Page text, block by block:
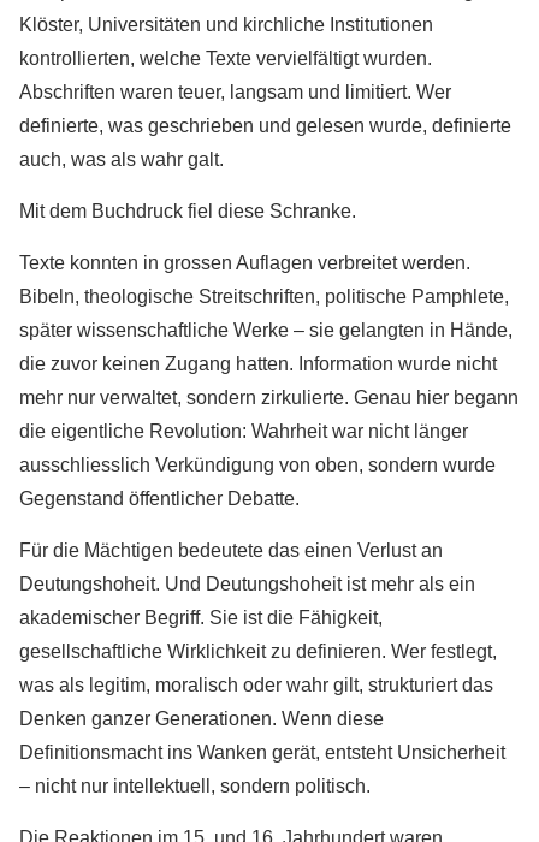
Klöster, Universitäten und kirchliche Institutionen
kontrollierten, welche Texte vervielfältigt wurden.
Abschriften waren teuer, langsam und limitiert. Wer
definierte, was geschrieben und gelesen wurde, definierte
auch, was als wahr galt.
Mit dem Buchdruck fiel diese Schranke.
Texte konnten in grossen Auflagen verbreitet werden.
Bibeln, theologische Streitschriften, politische Pamphlete,
später wissenschaftliche Werke – sie gelangten in Hände,
die zuvor keinen Zugang hatten. Information wurde nicht
mehr nur verwaltet, sondern zirkulierte. Genau hier begann
die eigentliche Revolution: Wahrheit war nicht länger
ausschliesslich Verkündigung von oben, sondern wurde
Gegenstand öffentlicher Debatte.
Für die Mächtigen bedeutete das einen Verlust an
Deutungshoheit. Und Deutungshoheit ist mehr als ein
akademischer Begriff. Sie ist die Fähigkeit,
gesellschaftliche Wirklichkeit zu definieren. Wer festlegt,
was als legitim, moralisch oder wahr gilt, strukturiert das
Denken ganzer Generationen. Wenn diese
Definitionsmacht ins Wanken gerät, entsteht Unsicherheit
– nicht nur intellektuell, sondern politisch.
Die Reaktionen im 15. und 16. Jahrhundert waren